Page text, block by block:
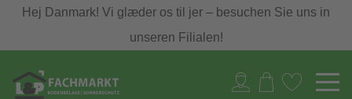
Hej Danmark! Vi glæder os til jer – besuchen Sie uns in
unseren Filialen!